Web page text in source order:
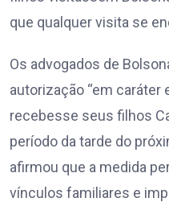
que qualquer visita se
Os advogados de
autorização “em caráter
recebesse seus filhos
período da tarde do
afirmou que a medida
vínculos familiares e